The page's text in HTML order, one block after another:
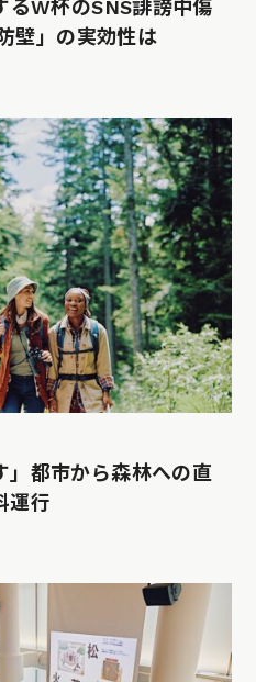
るW杯のSNS誹謗中傷
壁」の実効性は
」都市から森林への直
運行